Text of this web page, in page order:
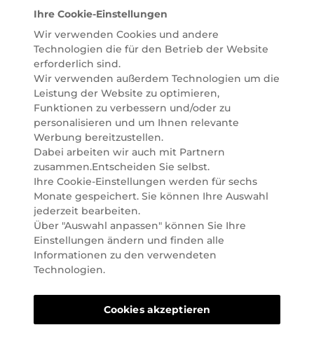
Online Beauty Beratungen und bestellen Sie ganz
einfach alles für Ihre Beauty Routine direkt nach
Hause oder in Ihre Wunsch-Parfümerie liefern.
BERATUNG & EXPERTISE
Marionnaud wurde im Jahr 1984 in Paris gegründet
und ist seit 2001 in Österreich vertreten. Mit rund 80
Parfümerien und unserem Online Shop sind wir
Marktführer im selektiven Beautyhandel in
Österreich. Seit 2023 liefern wir auch nach
Deutschland. Durch abwechselnde Aktionen und
attraktive Angebote zu allen Anlässen finden Sie bei
Marionnaud alles, was Beauty Herzen höherschlagen
lässt. Wir glauben fest daran, dass Freude auf viele
Arten geschaffen werden kann. Vom beruhigenden
und pflegenden Gefühl Ihrer Lieblingsaugencreme
bis zur positiven Verpflichtung zu nachhaltigen
Rohstoffen. Darum suchen wir jeden Tag nach
Wegen, um Ihnen das tägliche Wohlfühlen zu
können online und offline zu beraten und bei Ihren
Fragen zu unterstützen.
Ihre Cookie-Einstellungen
Wir verwenden Cookies und andere
Technologien die für den Betrieb der Website
erforderlich sind.
Wir verwenden außerdem Technologien um die
Leistung der Website zu optimieren,
Funktionen zu verbessern und/oder zu
personalisieren und um Ihnen relevante
Werbung bereitzustellen.
Dabei arbeiten wir auch mit Partnern
zusammen.Entscheiden Sie selbst.
Ihre Cookie-Einstellungen werden für sechs
Monate gespeichert. Sie können Ihre Auswahl
jederzeit bearbeiten.
Über "Auswahl anpassen" können Sie Ihre
Einstellungen ändern und finden alle
Informationen zu den verwendeten
Technologien.
Cookies akzeptieren